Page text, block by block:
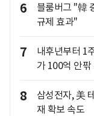
6
블룸버그 "韓
규제 효과"
7
내후년부터 1
가 100억 안팎
8
삼성전자, 美
재 확보 속도